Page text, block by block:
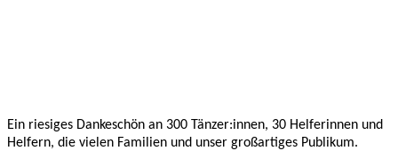
Ein riesiges Dankeschön an 300 Tänzer:innen, 30 Helferinnen und
Helfern, die vielen Familien und unser großartiges Publikum.